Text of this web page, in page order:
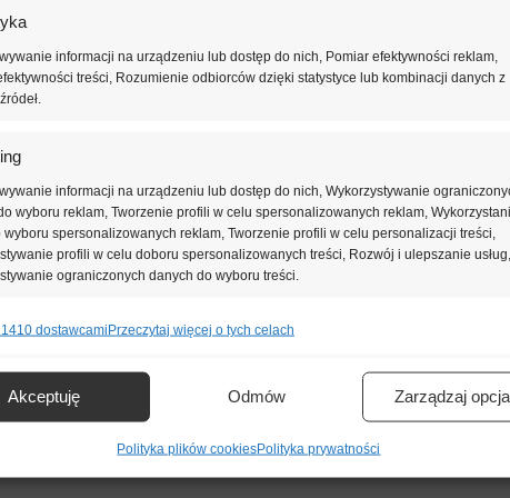
informacji na urządzeniu lub dostęp do nich, Pomiar efektywności reklam,
treści, Rozumienie odbiorców dzięki statystyce lub kombinacji danych z
informacji na urządzeniu lub dostęp do nich, Wykorzystywanie
wyboru reklam, Tworzenie profili w celu spersonalizowanych reklam,
wyboru spersonalizowanych reklam, Tworzenie profili w celu personalizacji treści,
profili w celu doboru spersonalizowanych treści, Rozwój i ulepszanie usług,
ograniczonych danych do wyboru treści.
urządzeń na podstawie informacji przesyłanych automatycznie.
bezpieczeństwa, zapobieganie oszustwom i
błędów, Dostarczanie i prezentowanie reklam i treści,
dostawcamiPrzeczytaj więcej o tych celach
Akceptuję Odmów Zarządzaj
Polityka plików cookiesPolityka prywatności
[W/(m.K)]
DS(70,-)2-TR100